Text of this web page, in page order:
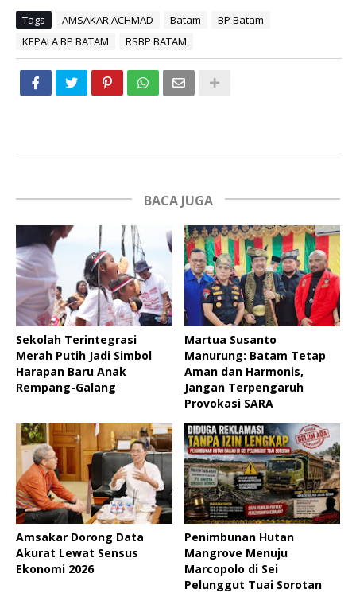
Tags AMSAKAR ACHMAD Batam
BP Batam
KEPALA BP BATAM
RSBP BATAM
BACA JUGA
Sekolah Terintegrasi
Merah Putih Jadi Simbol
Harapan Baru Anak
Rempang-Galang
Martua Susanto
Manurung: Batam Tetap
Aman dan Harmonis,
Jangan Terpengaruh
Provokasi SARA
Amsakar Dorong Data
Akurat Lewat Sensus
Ekonomi 2026
Penimbunan Hutan
Mangrove Menuju
Marcopolo di Sei
Pelunggut Tuai Sorotan